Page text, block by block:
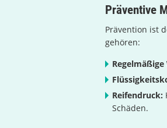
Präventive
Prävention ist
gehören:
Reifendruck:
Schäden.